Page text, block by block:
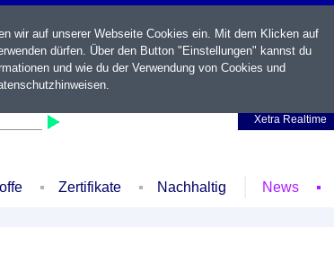
Xetra Realtime
Zertifikate Nachhaltig News
wir auf unserer Webseite Cookies ein. Mit dem Klicken auf
dürfen. Über den Button "Einstellungen" kannst du
und wie du der Verwendung von Cookies und
.